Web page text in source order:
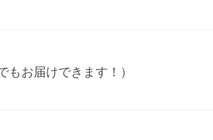
お届けできます！）